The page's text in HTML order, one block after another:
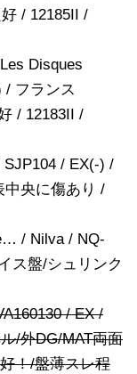
/ 12185II /
Disques
/ フランス
/ 12183II /
/ EX(-) /
中央に傷あり /
/ Nilva / NQ-
ス盤/シュリンク
/ EX /
/外DG/MAT両面
！/盤薄スレ程